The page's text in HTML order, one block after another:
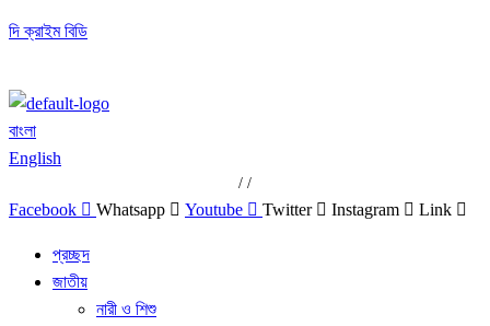
দি ক্রাইম বিডি
বাংলা
English
/ /
Facebook Whatsapp Youtube Twitter Instagram Link
প্রচ্ছদ
জাতীয়
নারী ও শিশু